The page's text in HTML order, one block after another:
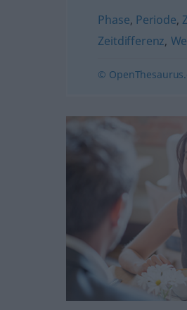
Phase, Periode,
Zeitdifferenz,
©